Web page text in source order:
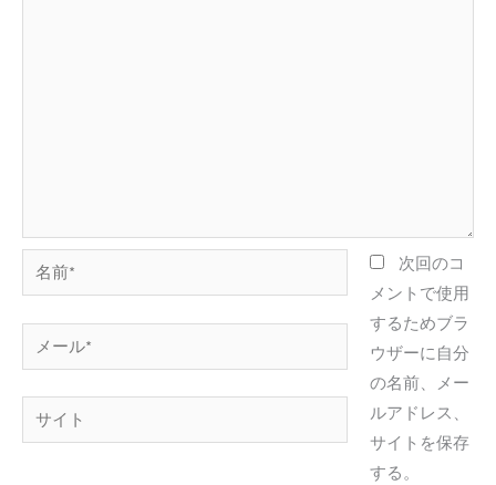
前
*
ー
ル
イ
次回のコ
メントで使用
するためブラ
ウザーに自分
の名前、メー
ルアドレス、
サイトを保存
する。